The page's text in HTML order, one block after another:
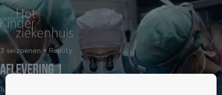
page
3 seizoenen • Reality
Aflevering 1
1uur03min